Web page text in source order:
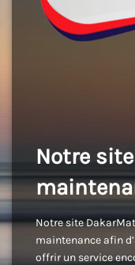
Notre
Notre site
maintenance afin
offrir un service